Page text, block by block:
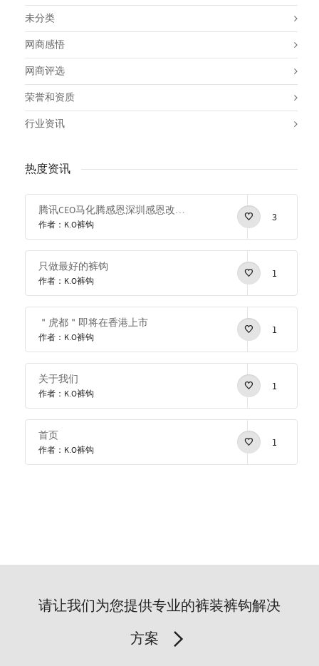
未分类
网商感悟
网商评选
荣誉和资质
行业资讯
热度资讯
腾讯CEO马化腾感恩深圳感恩改革开放
作者：K.O裤钩
3
只做最好的裤钩
作者：K.O裤钩
1
＂虎都＂即将在香港上市
作者：K.O裤钩
1
关于我们
作者：K.O裤钩
1
首页
作者：K.O裤钩
1
请让我们为您提供专业的裤装裤钩解决
方案